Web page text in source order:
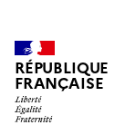
RÉPUBLIQUE
FRANÇAISE